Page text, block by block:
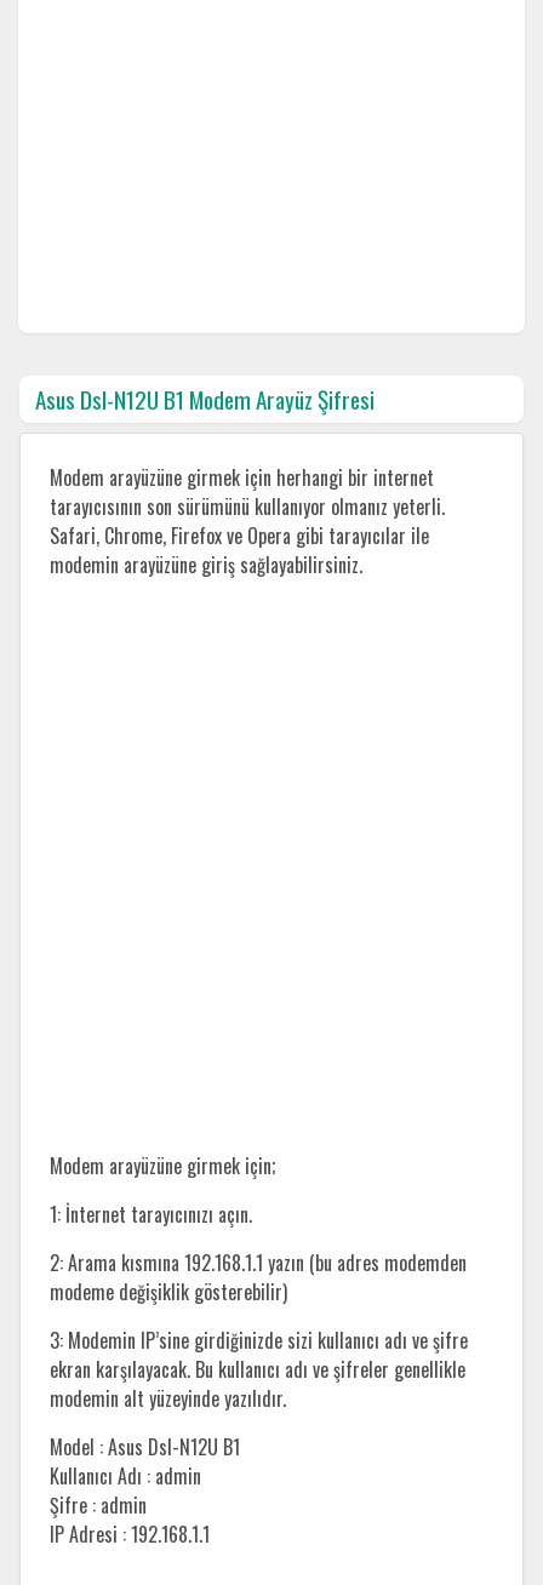
Asus Dsl-N12U B1 Modem Arayüz Şifresi
Modem arayüzüne girmek için herhangi bir internet
tarayıcısının son sürümünü kullanıyor olmanız yeterli.
Safari, Chrome, Firefox ve Opera gibi tarayıcılar ile
modemin arayüzüne giriş sağlayabilirsiniz.
Modem arayüzüne girmek için;
1: İnternet tarayıcınızı açın.
2: Arama kısmına 192.168.1.1 yazın (bu adres modemden
modeme değişiklik gösterebilir)
3: Modemin IP’sine girdiğinizde sizi kullanıcı adı ve şifre
ekran karşılayacak. Bu kullanıcı adı ve şifreler genellikle
modemin alt yüzeyinde yazılıdır.
Model : Asus Dsl-N12U B1
Kullanıcı Adı : admin
Şifre : admin
IP Adresi : 192.168.1.1